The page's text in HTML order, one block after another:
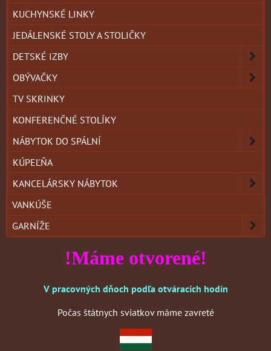
KUCHYNSKÉ LINKY
JEDÁLENSKÉ STOLY A STOLIČKY
DETSKÉ IZBY
OBÝVAČKY
TV SKRINKY
KONFERENČNÉ STOLÍKY
NÁBYTOK DO SPÁLNÍ
KÚPEĽŇA
KANCELÁRSKY NÁBYTOK
VANKÚŠE
GARNÍŽE
!Máme otvorené!
V pracovných dňoch podľa otváracích hodín
Počas štátnych sviatkov máme zavreté